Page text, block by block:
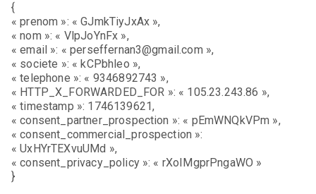
{
« prenom »: « GJmkTiyJxAx »,
« nom »: « VlpJoYnFx »,
« email »: « perseffernan3@gmail.com »,
« societe »: « kCPbhleo »,
« telephone »: « 9346892743 »,
« HTTP_X_FORWARDED_FOR »: « 105.23.243.86 »,
« timestamp »: 1746139621,
« consent_partner_prospection »: « pEmWNQkVPm »,
« consent_commercial_prospection »:
« UxHYrTEXvuUMd »,
« consent_privacy_policy »: « rXoIMgprPngaWO »
}